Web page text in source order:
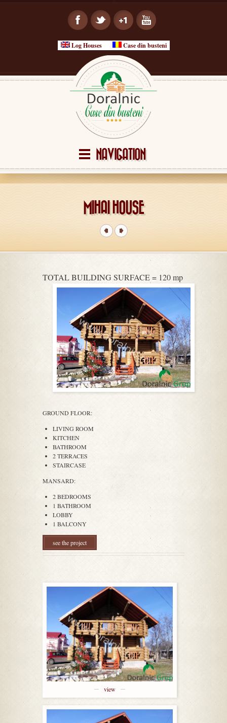
Log Houses Case din busteni
NAVIGATION
MIHAI HOUSE
TOTAL BUILDING SURFACE = 120 mp
GROUND FLOOR:
LIVING ROOM
KITCHEN
BATHROOM
2 TERRACES
STAIRCASE
MANSARD:
2 BEDROOMS
1 BATHROOM
LOBBY
1 BALCONY
see the project
view